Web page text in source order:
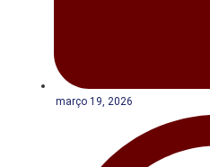
março 19, 2026